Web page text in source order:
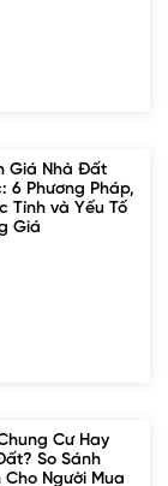
Giá Nhà Đất
6 Phương Pháp,
Tính và Yếu Tố
Giá
Cư Hay
So Sánh
Cho Người Mua